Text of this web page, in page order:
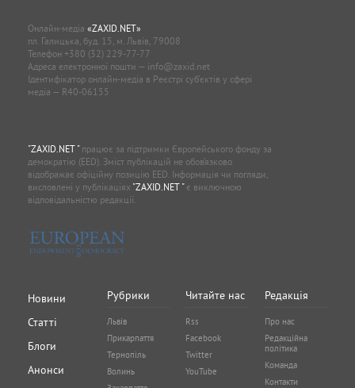
Онлайн-медіа «ZAXID.NET»
пл. Галицька, буд. 15, м. Львів, 79008
Телефон +380 (32) 229-77-77
Адреса електронної пошти — info@zaxid.net
Ідентифікатор онлайн-медіа в Реєстрі суб'єктів у сфері
медіа — R40-06155
"ZAXID.NET "працює за підтримки Європейського фонду за
демократію (EED). Зміст публікацій не обов’язково
відображає офіційну позицію EED. Інформація чи погляди,
висловлені у публікаціях "ZAXID.NET "є виключною
відповідальністю редакції.
Новини
Статті
Блоги
Анонси
Рубрики
Львів
Прикарпаття
Тернопіль
Волинь
Читайте нас
Rss
Facebook
Twitter
YouTube
Редакція
Про нас
Редакційна
політика
Команда
Контакти